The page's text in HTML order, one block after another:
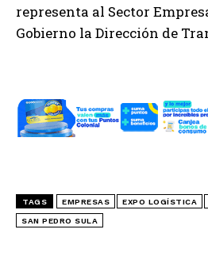
representa al Sector
Gobierno la Dirección de
TAGS EMPRESAS EXPO LOGÍSTICA
SAN PEDRO SULA